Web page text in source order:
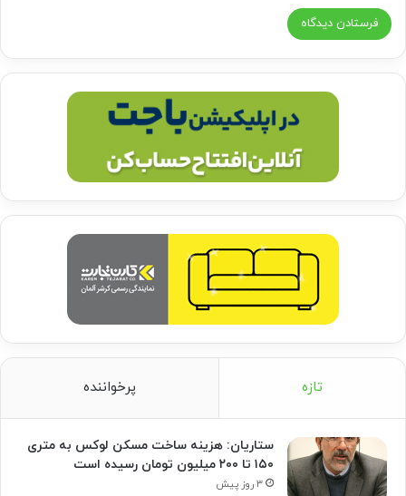
تازه پرخواننده
ستاریان: هزینه ساخت مسکن لوکس به متری
۱۵۰ تا ۲۰۰ میلیون تومان رسیده است
۳ روز پیش